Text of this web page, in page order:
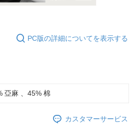
PC版の詳細についてを表示する
亞麻 、45% 棉
カスタマーサービス